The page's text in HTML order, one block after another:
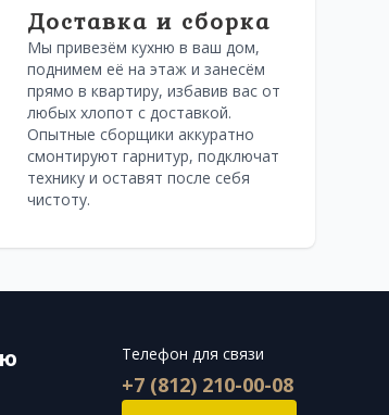
Доставка и сборка
Мы привезём кухню в ваш дом,
поднимем её на этаж и занесём
прямо в квартиру, избавив вас от
любых хлопот с доставкой.
Опытные сборщики аккуратно
смонтируют гарнитур, подключат
технику и оставят после себя
чистоту.
Телефон для связи
+7 (812) 210-00-08